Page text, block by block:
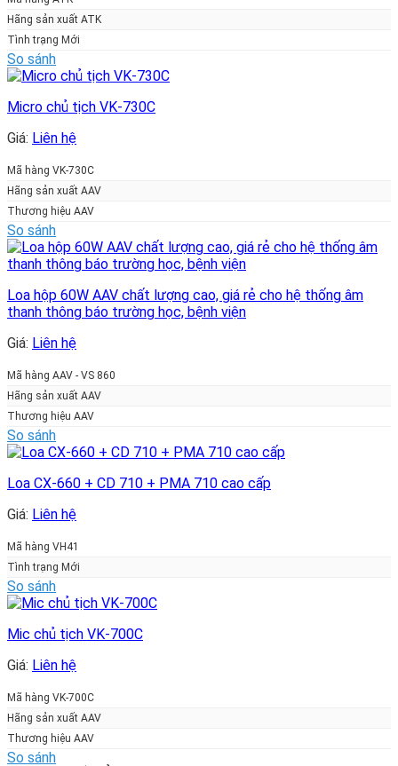
15.280.000₫.
Hãng sản xuất ATK
Tình trạng Mới
So sánh
Micro chủ tịch VK-730C
Giá: Liên hệ
Mã hàng VK-730C
Hãng sản xuất AAV
Thương hiệu AAV
So sánh
Loa hộp 60W AAV chất lượng cao, giá rẻ cho hệ thống âm
thanh thông báo trường học, bệnh viện
Giá: Liên hệ
Mã hàng AAV - VS 860
Hãng sản xuất AAV
Thương hiệu AAV
So sánh
Loa CX-660 + CD 710 + PMA 710 cao cấp
Giá: Liên hệ
Mã hàng VH41
Tình trạng Mới
So sánh
Mic chủ tịch VK-700C
Giá: Liên hệ
Mã hàng VK-700C
Hãng sản xuất AAV
Thương hiệu AAV
So sánh